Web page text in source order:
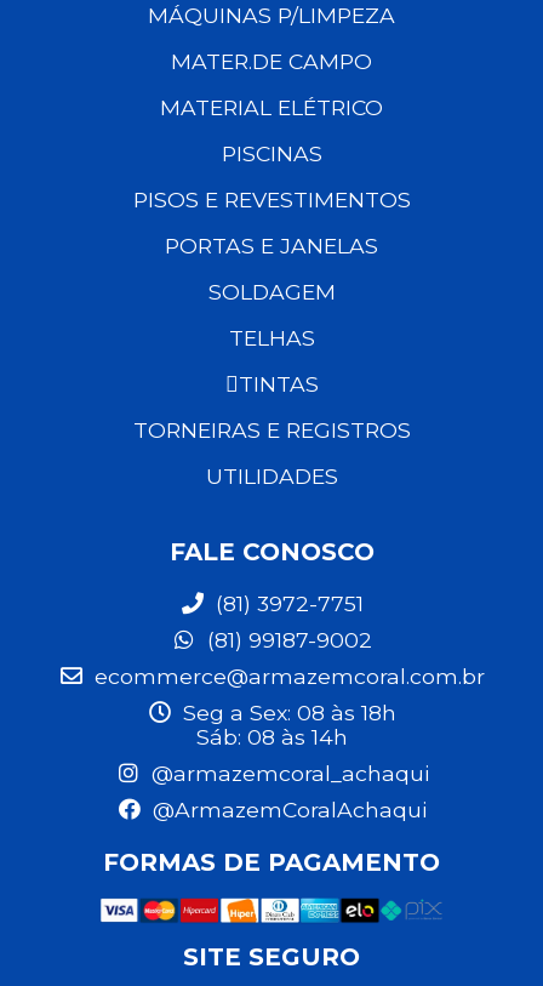
MÁQUINAS P/LIMPEZA
MATER.DE CAMPO
MATERIAL ELÉTRICO
PISCINAS
PISOS E REVESTIMENTOS
PORTAS E JANELAS
SOLDAGEM
TELHAS
TINTAS
TORNEIRAS E REGISTROS
UTILIDADES
FALE CONOSCO
(81) 3972-7751
(81) 99187-9002
ecommerce@armazemcoral.com.br
Seg a Sex: 08 às 18h
Sáb: 08 às 14h
@armazemcoral_achaqui
@ArmazemCoralAchaqui
FORMAS DE PAGAMENTO
SITE SEGURO